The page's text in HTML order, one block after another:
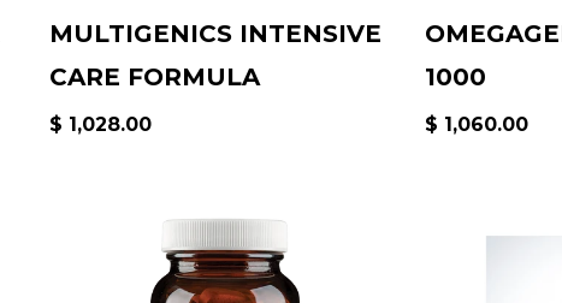
MULTIGENICS INTENSIVE
CARE FORMULA
$ 1,028.00
1000
$ 1,060.00